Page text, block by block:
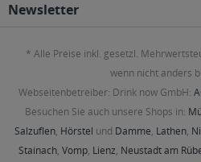
Newsletter
* Alle Preise inkl. gesetzl.
wenn nicht anders
Webseitenbetreiber: Drink now GmbH:
Besuchen Sie auch unsere Shops in:
Salzuflen, Hörstel und Damme, Lathen,
Stainach, Vomp, Lienz, Neustadt am